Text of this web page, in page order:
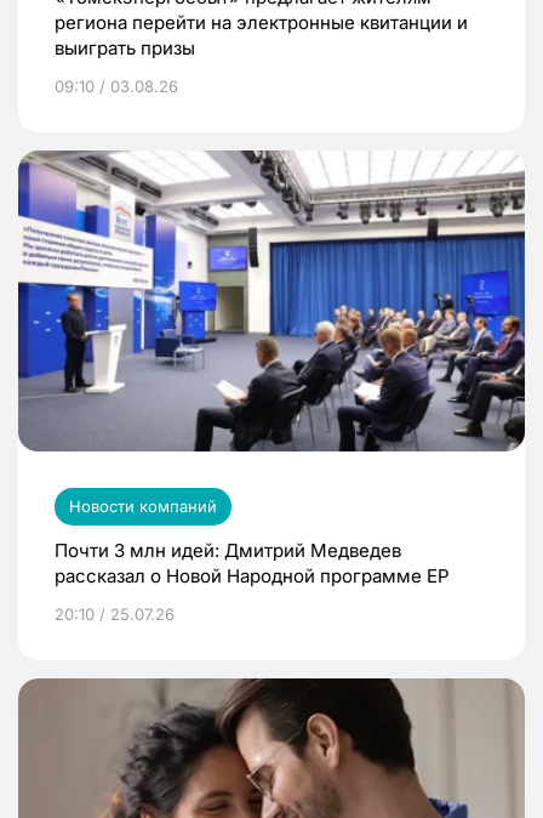
региона перейти на электронные квитанции и
выиграть призы
09:10 / 03.08.26
Новости компаний
Почти 3 млн идей: Дмитрий Медведев
рассказал о Новой Народной программе ЕР
20:10 / 25.07.26